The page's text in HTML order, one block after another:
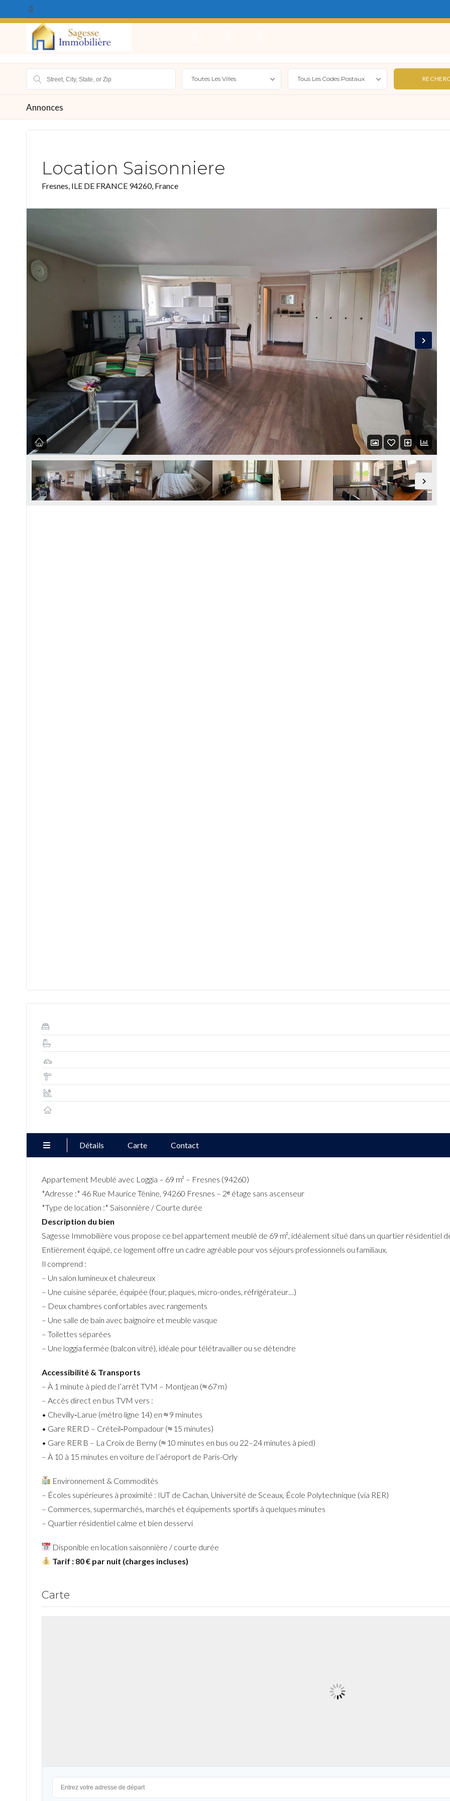
Toutes Les Villes Tous Les Codes Postaux
Annonces
Location Saisonniere
Fresnes, ILE DE FRANCE 94260, France
Détails Carte Contact
Appartement Meublé avec Loggia – 69 m² – Fresnes (94260)
*Adresse :* 46 Rue Maurice Ténine, 94260 Fresnes – 2ᵉ étage sans ascenseur
*Type de location :* Saisonnière / Courte durée
Description du bien
Sagesse Immobilière vous propose ce bel appartement meublé de 69 m², idéalement situé dans un quartier résidentiel
Entièrement équipé, ce logement offre un cadre agréable pour vos séjours professionnels ou familiaux.
Il comprend :
– Un salon lumineux et chaleureux
– Une cuisine séparée, équipée (four, plaques, micro-ondes, réfrigérateur…)
– Deux chambres confortables avec rangements
– Une salle de bain avec baignoire et meuble vasque
– Toilettes séparées
– Une loggia fermée (balcon vitré), idéale pour télétravailler ou se détendre
Accessibilité & Transports
– À 1 minute à pied de l’arrêt TVM – Montjean (≈ 67 m)
– Accès direct en bus TVM vers :
• Chevilly‑Larue (métro ligne 14) en ≈ 9 minutes
• Gare RER D – Créteil‑Pompadour (≈ 15 minutes)
• Gare RER B – La Croix de Berny (≈ 10 minutes en bus ou 22–24 minutes à pied)
– À 10 à 15 minutes en voiture de l’aéroport de Paris-Orly
Environnement & Commodités
– Écoles supérieures à proximité : IUT de Cachan, Université de Sceaux, École Polytechnique (via RER)
– Commerces, supermarchés, marchés et équipements sportifs à quelques minutes
– Quartier résidentiel calme et bien desservi
Disponible en location saisonnière / courte durée
Tarif : 80 € par nuit (charges incluses)
Carte
Connexion
Identifiant
Mot de passe
LOGIN WITH GOOGLE
LOGIN WITH LINKEDIN
LOGIN WITH AMAZON
Mot de passe perdu ?